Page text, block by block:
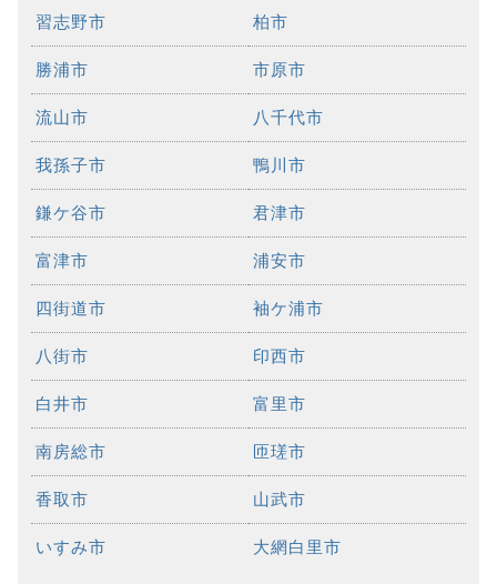
習志野市 柏市
勝浦市 市原市
流山市 八千代市
我孫子市 鴨川市
鎌ケ谷市 君津市
富津市 浦安市
四街道市 袖ケ浦市
八街市 印西市
白井市 富里市
南房総市 匝瑳市
香取市 山武市
いすみ市 大網白里市